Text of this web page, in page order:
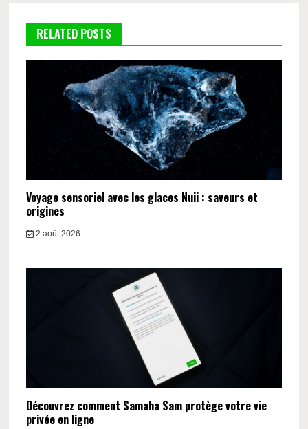
RELATED POSTS
Voyage sensoriel avec les glaces Nuii : saveurs et
origines
2 août 2026
Découvrez comment Samaha Sam protège votre vie
privée en ligne